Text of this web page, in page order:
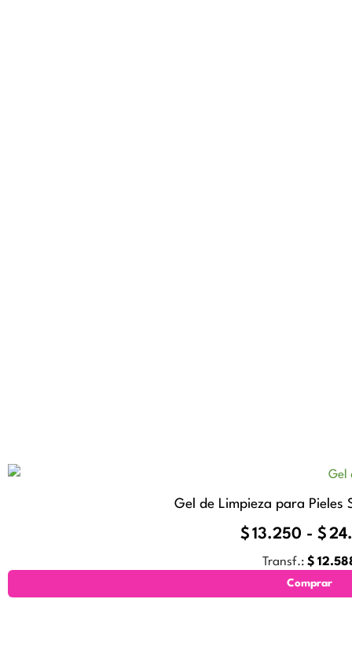
Gel de Limpieza para Pieles
$ 13.250 - $
Transf.: $
Comprar